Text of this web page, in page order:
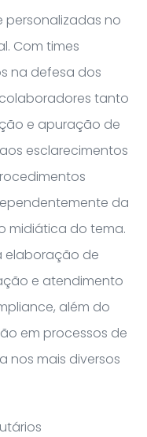
personalizadas no
Com times
na defesa dos
tanto
e apuração de
esclarecimentos
da
midiática do tema.
elaboração de
e atendimento
além do
em processos de
nos mais diversos